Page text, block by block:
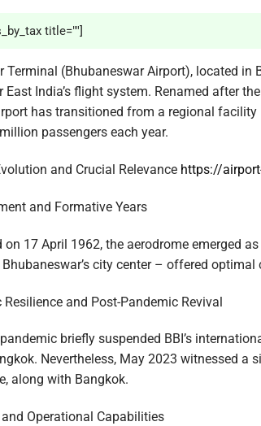
title=""]
Terminal (Bhubaneswar Airport), located
East India’s flight system. Renamed after
has transitioned from a regional
passengers each year.
and Crucial Relevance https://
and Formative Years
on 17 April 1962, the aerodrome emerged
city center – offered optimal
and Post-Pandemic Revival
briefly suspended BBI’s
Nevertheless, May 2023 witnessed
along with Bangkok.
Operational Capabilities